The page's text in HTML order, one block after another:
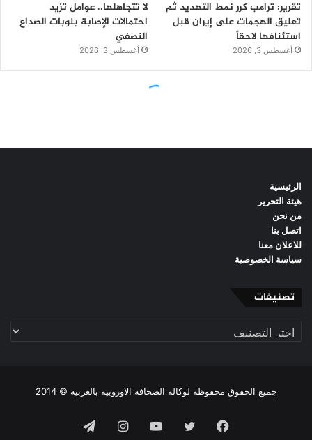
الرئيسية
هيئة التحرير
من نحن
اتصل بنا
للاعلان معنا
سياسة الخصوصية
تصنيفات
تصنيفات
جميع الحقوق محفوظة لوكالة الصحافة الاوروبية بالعربية © 2014
فيسبوك تويتر يوتيوبانستقرامتيلقرام